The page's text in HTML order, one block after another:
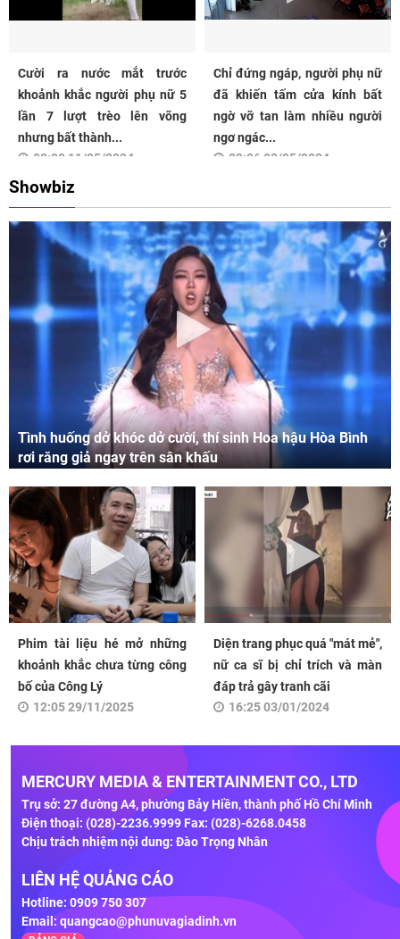
Cười ra nước mắt trước
khoảnh khắc người phụ nữ 5
lần 7 lượt trèo lên võng
nhưng bất thành...
08:00 11/05/2024
Chỉ đứng ngáp, người phụ nữ
đã khiến tấm cửa kính bất
ngờ vỡ tan làm nhiều người
ngơ ngác...
09:06 03/05/2024
Showbiz
Tình huống dở khóc dở cười, thí sinh Hoa hậu Hòa Bình
rơi răng giả ngay trên sân khấu
Phim tài liệu hé mở những
khoảnh khắc chưa từng công
bố của Công Lý
12:05 29/11/2025
Diện trang phục quá "mát mẻ",
nữ ca sĩ bị chỉ trích và màn
đáp trả gây tranh cãi
16:25 03/01/2024
MERCURY MEDIA & ENTERTAINMENT CO., LTD
Trụ sở: 27 đường A4, phường Bảy Hiền, thành phố Hồ Chí Minh
Điện thoại: (028)-2236.9999 Fax: (028)-6268.0458
Chịu trách nhiệm nội dung: Đào Trọng Nhân
LIÊN HỆ QUẢNG CÁO
Hotline: 0909 750 307
Email: quangcao@phunuvagiadinh.vn